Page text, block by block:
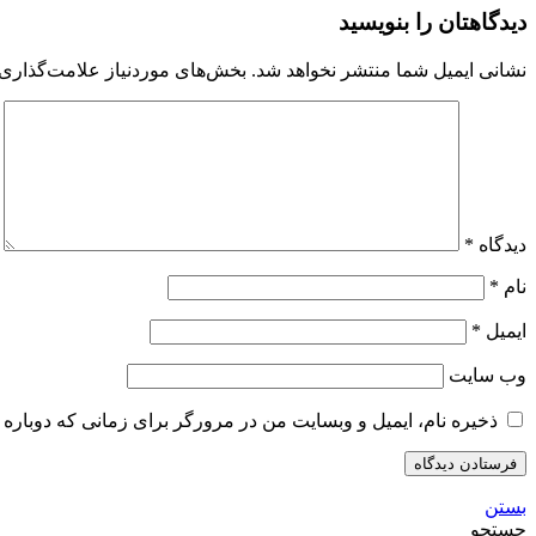
دیدگاهتان را بنویسید
نشانی ایمیل شما منتشر نخواهد شد. بخش‌های موردنیاز
دیدگاه *
نام *
ایمیل *
وب‌ سایت
ذخیره نام، ایمیل و وبسایت من در مرورگر برای زمانی که
بستن
جستجو